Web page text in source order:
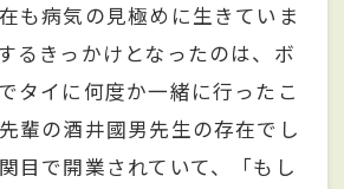
も病気の見極めに生きていま
るきっかけとなったのは、ボ
タイに何度か一緒に行ったこ
輩の酒井國男先生の存在でし
目で開業されていて、「もし